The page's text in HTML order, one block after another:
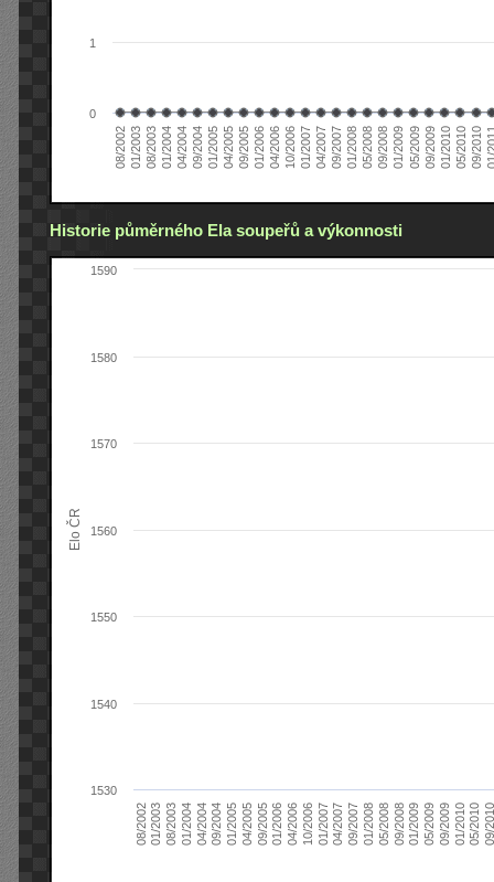
08/200201/200308/200301/200404/200409/200401/200504/200509/200501/200604/200610/200601/200704/200709/200701/200805/200809/200801/200905/200909/200901/201005/201009/2010
0
1
Historie půměrného Ela soupeřů a výkonnosti
Elo ČR
08/200201/200308/200301/200404/200409/200401/200504/200509/200501/200604/200610/200601/200704/200709/200701/200805/200809/200801/200905/200909/200901/201005/201009/
1530
1540
1550
1560
1570
1580
1590